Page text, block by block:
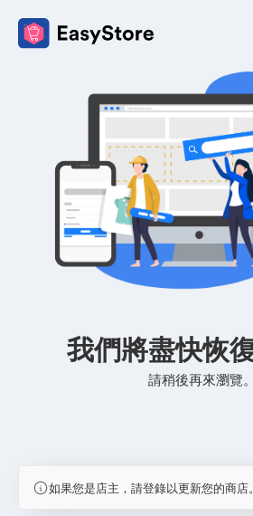
我們將盡快恢復
請稍後再來瀏覽。
如果您是店主，請登錄以更新您的商店。